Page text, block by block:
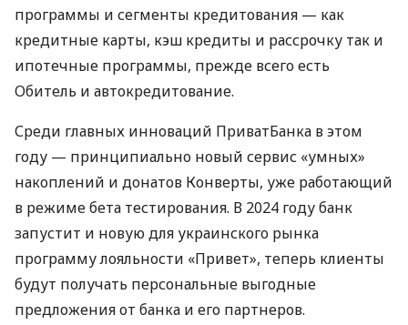
программы и сегменты кредитования — как
кредитные карты, кэш кредиты и рассрочку так и
ипотечные программы, прежде всего есть
Обитель и автокредитование.
Среди главных инноваций ПриватБанка в этом
году — принципиально новый сервис «умных»
накоплений и донатов Конверты, уже работающий
в режиме бета тестирования. В 2024 году банк
запустит и новую для украинского рынка
программу лояльности «Привет», теперь клиенты
будут получать персональные выгодные
предложения от банка и его партнеров.